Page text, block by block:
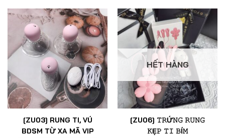
[ZU03] RUNG TI, VÚ
BDSM TỪ XA MÃ VIP
HẾT HÀNG
[ZU06] 𝚃𝚁Ứ𝙽𝙶 𝚁𝚄𝙽𝙶
𝙺Ẹ𝙿 𝚃𝙸 𝙱Í𝙼